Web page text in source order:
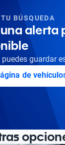
BÚSQUEDA
alerta
guardar
de